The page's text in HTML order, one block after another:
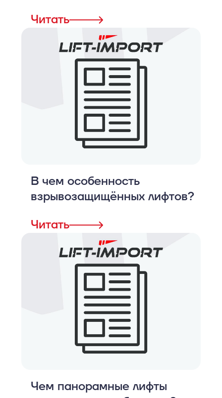
Читать
В чем особенность
взрывозащищённых лифтов?
Читать
Чем панорамные лифты